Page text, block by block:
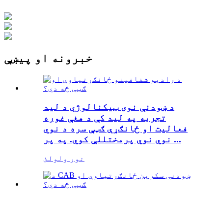
خبرونه او پیښې
د ښودنې نوی ټیکنالوژي د لید
تجربه په لید کې د هغې غوره
فعالیت او ځانګړې ګټې سره د نوي
نوي نوي پرمختللې کوي. په پر ...
نور ولولئ